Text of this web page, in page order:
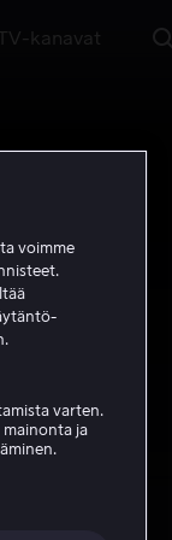
kanavat
voimme
varten.
ja